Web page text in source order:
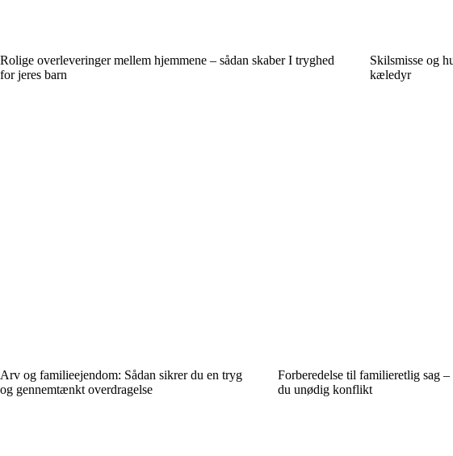
Rolige overleveringer mellem hjemmene – sådan skaber I tryghed
for jeres barn
Skilsmisse og
kæledyr
Arv og familieejendom: Sådan sikrer du en tryg
og gennemtænkt overdragelse
Forberedelse til familieretlig sag –
du unødig konflikt